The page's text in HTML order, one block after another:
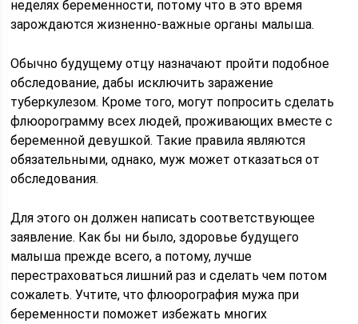
неделях беременности, потому что в это время
зарождаются жизненно-важные органы малыша.
Обычно будущему отцу назначают пройти подобное
обследование, дабы исключить заражение
туберкулезом. Кроме того, могут попросить сделать
флюорограмму всех людей, проживающих вместе с
беременной девушкой. Такие правила являются
обязательными, однако, муж может отказаться от
обследования.
Для этого он должен написать соответствующее
заявление. Как бы ни было, здоровье будущего
малыша прежде всего, а потому, лучше
перестраховаться лишний раз и сделать чем потом
сожалеть. Учтите, что флюорография мужа при
беременности поможет избежать многих